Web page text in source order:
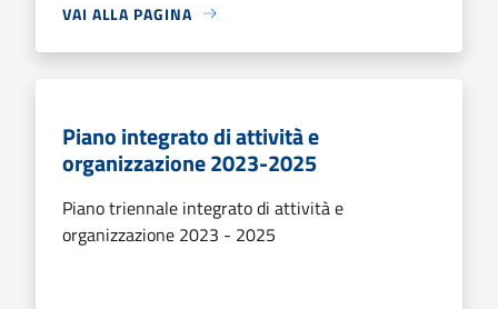
VAI ALLA PAGINA
Piano integrato di attività e
organizzazione 2023-2025
Piano triennale integrato di attività e
organizzazione 2023 - 2025